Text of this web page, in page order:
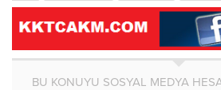
BU KONUYU SOSYAL MEDYA